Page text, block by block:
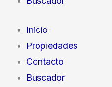
Inicio
Propiedades
Contacto
Buscador